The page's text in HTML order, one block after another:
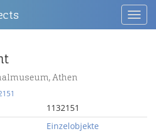
Athen
1132151
Einzelobjekte